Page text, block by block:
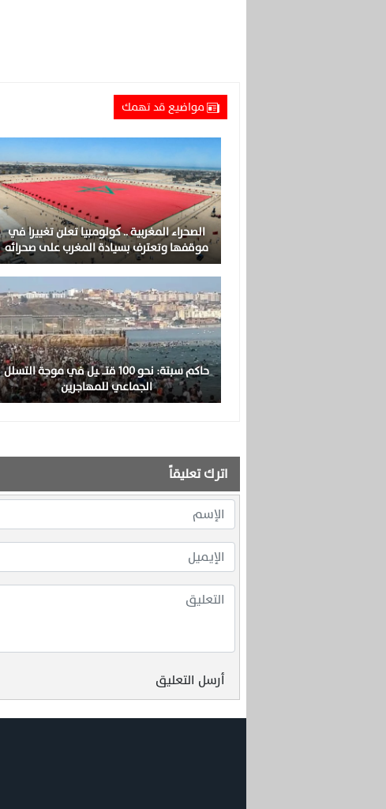
مواضيع قد تهمك
الصحراء المغربية .. كولومبيا تعلن تغييرا في
موقفها وتعترف بسيادة المغرب على صحرائه
حاكم سبتة: نحو 100 قتــ ـيل في موجة التسلل
الجماعي للمهاجرين
اترك تعليقاً
أرسل التعليق